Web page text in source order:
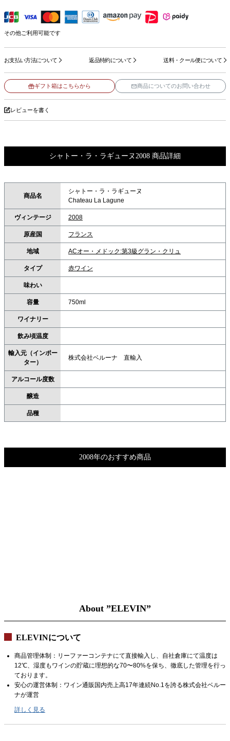
その他ご利用可能です
お支払い方法について 返品特約について 送料・クール便について
ギフト箱はこちらから 商品についてのお問い合わせ
レビューを書く
シャトー・ラ・ラギューヌ2008 商品詳細
商品名
シャトー・ラ・ラギューヌ
Chateau La Lagune
ヴィンテージ 2008
原産国 フランス
地域 ACオー・メドック:第3級グラン・クリュ
タイプ 赤ワイン
味わい
容量 750ml
ワイナリー
飲み頃温度
輸入元（インポー
ター）
株式会社ベルーナ 直輸入
アルコール度数
醸造
品種
2008年のおすすめ商品
About ”ELEVIN”
ELEVINについて
商品管理体制：リーファーコンテナにて直接輸入し、自社倉庫にて温度は
12℃、湿度もワインの貯蔵に理想的な70〜80%を保ち、徹底した管理を行っ
ております。
安心の運営体制：ワイン通販国内売上高17年連続No.1を誇る株式会社ベルー
ナが運営
詳しく見る